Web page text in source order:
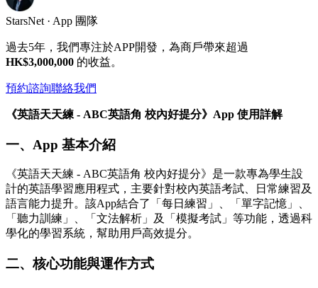
StarsNet · App 團隊
過去5年，我們專注於APP開發，為商戶帶來超過
HK$3,000,000 的收益。
預約諮詢聯絡我們
《英語天天練 - ABC英語角 校內好提分》App 使用詳解
一、App 基本介紹
《英語天天練 - ABC英語角 校內好提分》是一款專為學生設
計的英語學習應用程式，主要針對校內英語考試、日常練習及
語言能力提升。該App結合了「每日練習」、「單字記憶」、
「聽力訓練」、「文法解析」及「模擬考試」等功能，透過科
學化的學習系統，幫助用戶高效提分。
二、核心功能與運作方式